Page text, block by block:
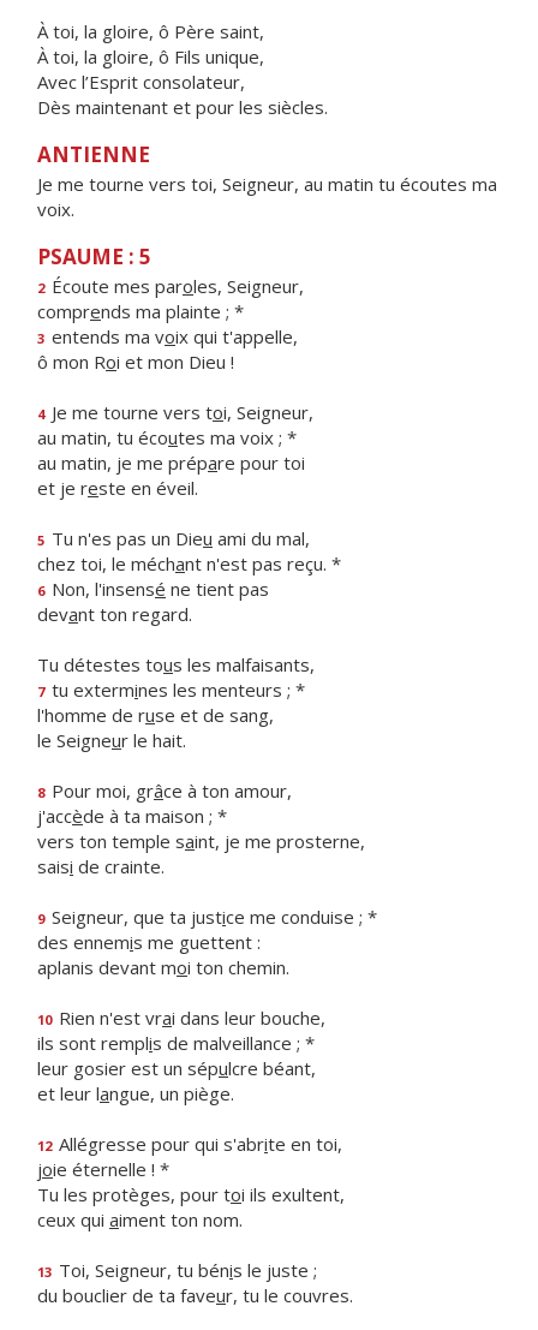
À toi, la gloire, ô Père saint,
À toi, la gloire, ô Fils unique,
Avec l’Esprit consolateur,
Dès maintenant et pour les siècles.
ANTIENNE
Je me tourne vers toi, Seigneur, au matin tu écoutes ma
voix.
PSAUME : 5
2 Écoute mes paroles, Seigneur,
comprends ma plainte ; *
3 entends ma voix qui t'appelle,
ô mon Roi et mon Dieu !
4 Je me tourne vers toi, Seigneur,
au matin, tu écoutes ma voix ; *
au matin, je me prépare pour toi
et je reste en éveil.
5 Tu n'es pas un Dieu ami du mal,
chez toi, le méchant n'est pas reçu. *
6 Non, l'insensé ne tient pas
devant ton regard.
Tu détestes tous les malfaisants,
7 tu extermines les menteurs ; *
l'homme de ruse et de sang,
le Seigneur le hait.
8 Pour moi, grâce à ton amour,
j'accède à ta maison ; *
vers ton temple saint, je me prosterne,
saisi de crainte.
9 Seigneur, que ta justice me conduise ; *
des ennemis me guettent :
aplanis devant moi ton chemin.
10 Rien n'est vrai dans leur bouche,
ils sont remplis de malveillance ; *
leur gosier est un sépulcre béant,
et leur langue, un piège.
12 Allégresse pour qui s'abrite en toi,
joie éternelle ! *
Tu les protèges, pour toi ils exultent,
ceux qui aiment ton nom.
13 Toi, Seigneur, tu bénis le juste ;
du bouclier de ta faveur, tu le couvres.